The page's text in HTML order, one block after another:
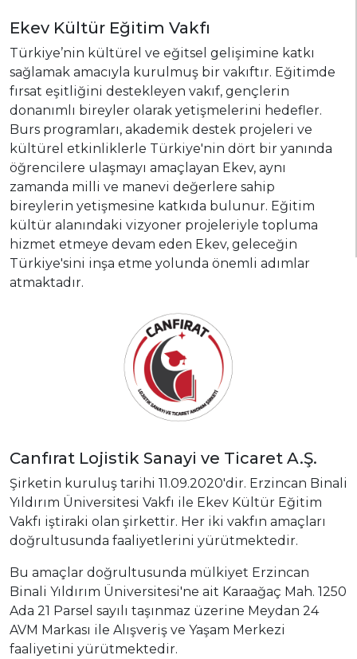
Ekev Kültür Eğitim Vakfı
Türkiye’nin kültürel ve eğitsel gelişimine katkı
sağlamak amacıyla kurulmuş bir vakıftır. Eğitimde
fırsat eşitliğini destekleyen vakıf, gençlerin
donanımlı bireyler olarak yetişmelerini hedefler.
Burs programları, akademik destek projeleri ve
kültürel etkinliklerle Türkiye'nin dört bir yanında
öğrencilere ulaşmayı amaçlayan Ekev, aynı
zamanda milli ve manevi değerlere sahip
bireylerin yetişmesine katkıda bulunur. Eğitim
kültür alanındaki vizyoner projeleriyle topluma
hizmet etmeye devam eden Ekev, geleceğin
Türkiye'sini inşa etme yolunda önemli adımlar
atmaktadır.
Canfırat Lojistik Sanayi ve Ticaret A.Ş.
Şirketin kuruluş tarihi 11.09.2020'dir. Erzincan Binali
Yıldırım Üniversitesi Vakfı ile Ekev Kültür Eğitim
Vakfı iştiraki olan şirkettir. Her iki vakfın amaçları
doğrultusunda faaliyetlerini yürütmektedir.
Bu amaçlar doğrultusunda mülkiyet Erzincan
Binali Yıldırım Üniversitesi'ne ait Karaağaç Mah. 1250
Ada 21 Parsel sayılı taşınmaz üzerine Meydan 24
AVM Markası ile Alışveriş ve Yaşam Merkezi
faaliyetini yürütmektedir.